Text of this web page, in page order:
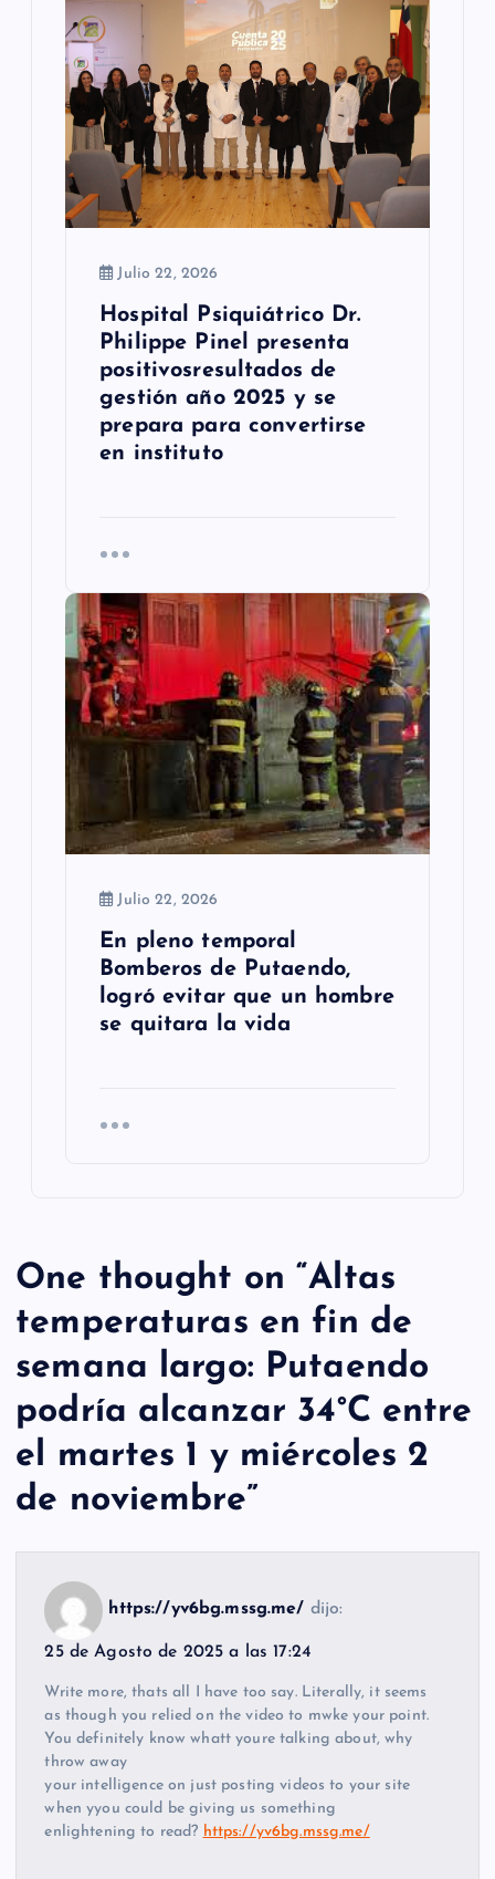
Julio 22, 2026
Hospital Psiquiátrico Dr.
Philippe Pinel presenta
positivosresultados de
gestión año 2025 y se
prepara para convertirse
en instituto
Julio 22, 2026
En pleno temporal
Bomberos de Putaendo,
logró evitar que un hombre
se quitara la vida
One thought on “Altas
temperaturas en fin de
semana largo: Putaendo
podría alcanzar 34°C entre
el martes 1 y miércoles 2
de noviembre”
https://yv6bg.mssg.me/ dijo:
25 de Agosto de 2025 a las 17:24
Write more, thats all I have too say. Literally, it seems
as though you relied on the video to mwke your point.
You definitely know whatt youre talking about, why
throw away
your intelligence on just posting videos to your site
when yyou could be giving us something
enlightening to read? https://yv6bg.mssg.me/